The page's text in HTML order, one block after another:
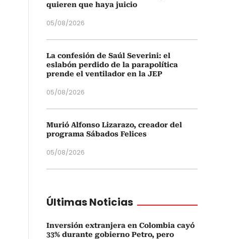
quieren que haya juicio
05/08/2026
La confesión de Saúl Severini: el
eslabón perdido de la parapolítica
prende el ventilador en la JEP
05/08/2026
Murió Alfonso Lizarazo, creador del
programa Sábados Felices
05/08/2026
Últimas Noticias
Inversión extranjera en Colombia cayó
33% durante gobierno Petro, pero